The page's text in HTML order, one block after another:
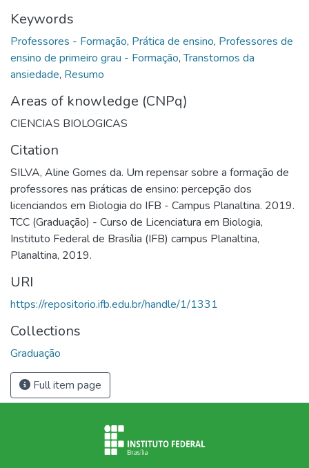
Keywords
Professores - Formação, Prática de ensino, Professores de
ensino de primeiro grau - Formação,Transtornos da
ansiedade, Resumo
Areas of knowledge (CNPq)
CIENCIAS BIOLOGICAS
Citation
SILVA, Aline Gomes da. Um repensar sobre a formação de
professores nas práticas de ensino: percepção dos
licenciandos em Biologia do IFB - Campus Planaltina. 2019.
TCC (Graduação) - Curso de Licenciatura em Biologia,
Instituto Federal de Brasília (IFB) campus Planaltina,
Planaltina, 2019.
URI
https://repositorio.ifb.edu.br/handle/1/1331
Collections
Graduação
Full item page